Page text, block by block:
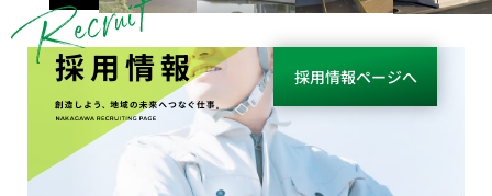
採用情報 採用情報ページへ